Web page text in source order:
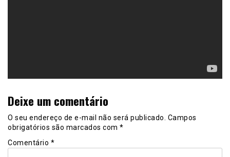
Deixe um comentário
O seu endereço de e-mail não será publicado. Campos
obrigatórios são marcados com *
Comentário *